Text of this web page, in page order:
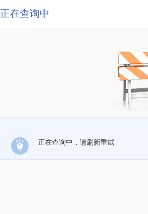
正在查询中
正在查询中，请刷新重试